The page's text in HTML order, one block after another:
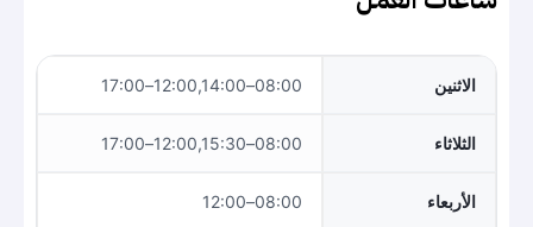
الاثنين 08:00–12:00,14:00–17:00
الثلاثاء 08:00–12:00,15:30–17:00
الأربعاء 08:00–12:00